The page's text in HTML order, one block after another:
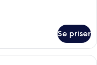
Se priser
med en säng, en